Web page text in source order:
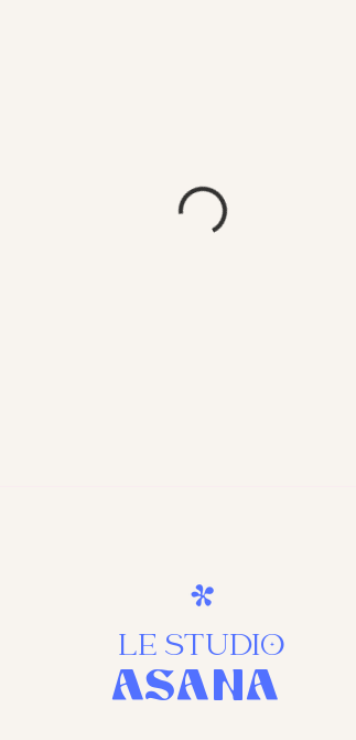
LE STUDIO
ASANa